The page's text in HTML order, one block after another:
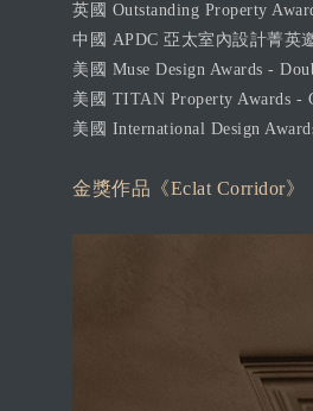
英國 Outstanding Property
中國 APDC 亞太室內設計菁英
美國 Muse Design Awards -
美國 TITAN Property Awards -
美國 International Design
金獎作品《Eclat Corridor》